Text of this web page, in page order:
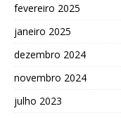
fevereiro 2025
janeiro 2025
dezembro 2024
novembro 2024
julho 2023